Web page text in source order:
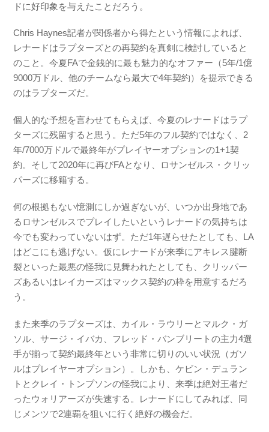
ドに好印象を与えたことだろう。
Chris Haynes記者が関係者から得たという情報によれば、
レナードはラプターズとの再契約を真剣に検討していると
のこと。今夏FAで金銭的に最も魅力的なオファー（5年/1億
9000万ドル、他のチームなら最大で4年契約）を提示できる
のはラプターズだ。
個人的な予想を言わせてもらえば、今夏のレナードはラプ
ターズに残留すると思う。ただ5年のフル契約ではなく、2
年/7000万ドルで最終年がプレイヤーオプションの1+1契
約。そして2020年に再びFAとなり、ロサンゼルス・クリッ
パーズに移籍する。
何の根拠もない憶測にしか過ぎないが、いつか出身地であ
るロサンゼルスでプレイしたいというレナードの気持ちは
今でも変わっていないはず。ただ1年遅らせたとしても、LA
はどこにも逃げない。仮にレナードが来季にアキレス腱断
裂といった最悪の怪我に見舞われたとしても、クリッパー
ズあるいはレイカーズはマックス契約の枠を用意するだろ
う。
また来季のラプターズは、カイル・ラウリーとマルク・ガ
ソル、サージ・イバカ、フレッド・バンブリートの主力4選
手が揃って契約最終年という非常に切りのいい状況（ガソ
ルはプレイヤーオプション）。しかも、ケビン・デュラン
トとクレイ・トンプソンの怪我により、来季は絶対王者だ
ったウォリアーズが失速する。レナードにしてみれば、同
じメンツで2連覇を狙いに行く絶好の機会だ。